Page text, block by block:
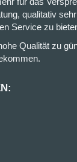
qualitativ
Service zu
Qualität zu